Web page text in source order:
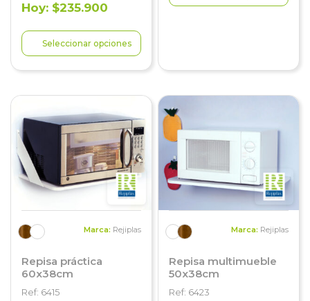
Hoy: $235.900
Seleccionar opciones
Marca: Rejiplas
Repisa práctica
60x38cm
Ref: 6415
Marca: Rejiplas
Repisa multimueble
50x38cm
Ref: 6423